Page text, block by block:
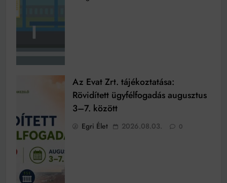
Az Evat Zrt. tájékoztatása:
Rövidített ügyfélfogadás augusztus
3–7. között
Egri Élet 2026.08.03. 0